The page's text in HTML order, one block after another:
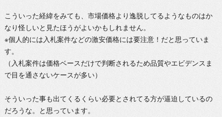
こういった経緯をみても、市場価格より逸脱してるようなものはか
なり怪しいと見たほうがよいかもしれません。
※個人的には入札案件などの激安価格には要注意！だと思っていま
す。
（入札案件は価格ベースだけで判断されるため品質やエビデンスま
で目を通さないケースが多い）
そういった事も出てくるくらい必要とされてる方が逼迫しているの
だろうな。と思っています。